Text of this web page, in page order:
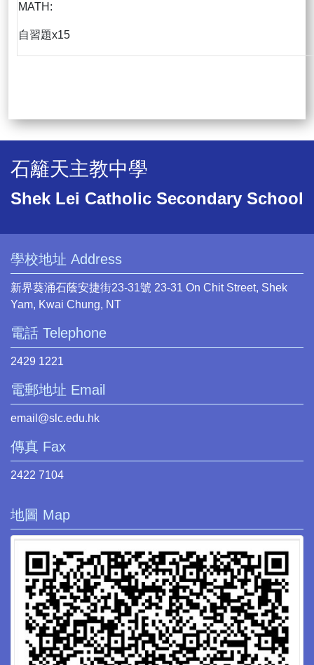
MATH:
自習題x15
石籬天主教中學
Shek Lei Catholic Secondary School
學校地址 Address
新界葵涌石蔭安捷街23-31號 23-31 On Chit Street, Shek
Yam, Kwai Chung, NT
電話 Telephone
2429 1221
電郵地址 Email
email@slc.edu.hk
傳真 Fax
2422 7104
地圖 Map